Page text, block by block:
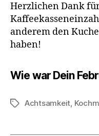
Herzlichen Dank
anderem den
haben!
Wie war Dein
Schlagwörter
Achtsamkeit,